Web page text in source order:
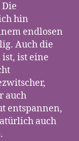
hin
endlosen
Auch die
ist eine
auch
entspannen,
auch